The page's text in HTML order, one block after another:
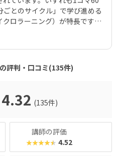
とのサイクル」で学び進める
ロラーニング）が特長です。
ング検定」に準拠したプログ
満点で合格したお子さんもお
容となっています。楽しく学
成果”が得られるのも魅力のひ
評判・口コミ(135件)
4.32 (135件)
講師の評価
★★★★★ 4.52